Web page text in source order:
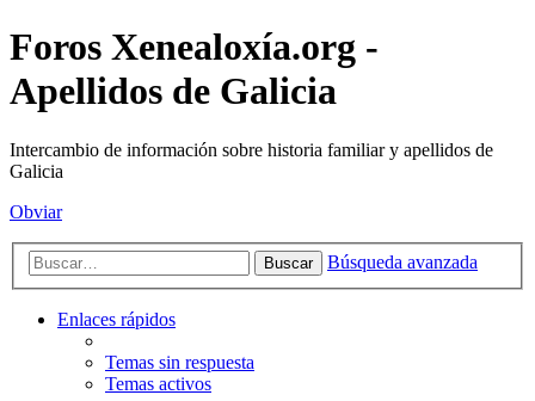
Foros Xenealoxía.org -
Apellidos de Galicia
Intercambio de información sobre historia familiar y apellidos de
Galicia
Obviar
Buscar Búsqueda avanzada
Enlaces rápidos
Temas sin respuesta
Temas activos